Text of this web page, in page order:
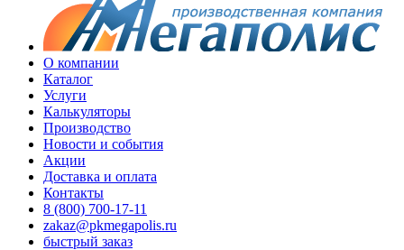
О компании
Каталог
Услуги
Калькуляторы
Производство
Новости и события
Акции
Доставка и оплата
Контакты
8 (800) 700-17-11
zakaz@pkmegapolis.ru
быстрый заказ